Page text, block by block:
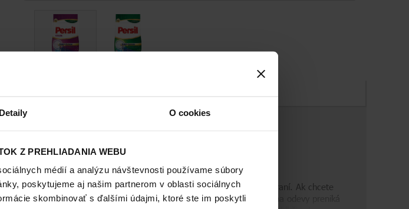
Detaily O cookies
Z PREHLIADANIA WEBU
médií a analýzu návštevnosti používame súbory
poskytujeme aj našim partnerom v oblasti sociálnych
skombinovať s ďalšími údajmi, ktoré ste im poskytli
môžu časom usadzovať zvyšky, ktoré sa hromadia po každom praní. Ak chcete
na Persil Deep Clean. Jedinečné zloženie pracieho prostriedku na odevy preniká